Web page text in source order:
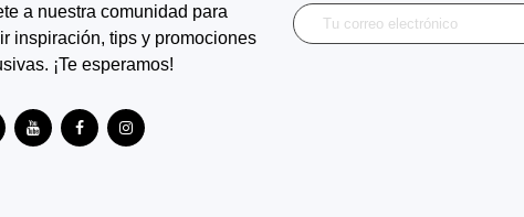
a nuestra comunidad para
inspiración, tips y promociones
¡Te esperamos!